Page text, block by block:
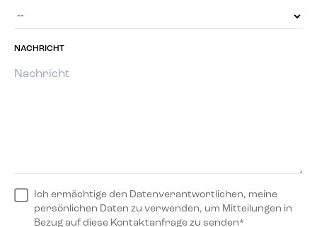
NACHRICHT
Ich ermächtige den Datenverantwortlichen, meine
persönlichen Daten zu verwenden, um Mitteilungen in
Bezug auf diese Kontaktanfrage zu senden*